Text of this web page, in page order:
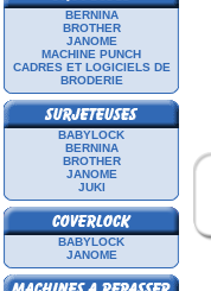
BERNINA
BROTHER
JANOME
MACHINE PUNCH
CADRES ET LOGICIELS DE
BRODERIE
BABYLOCK
BERNINA
BROTHER
JANOME
JUKI
BABYLOCK
JANOME